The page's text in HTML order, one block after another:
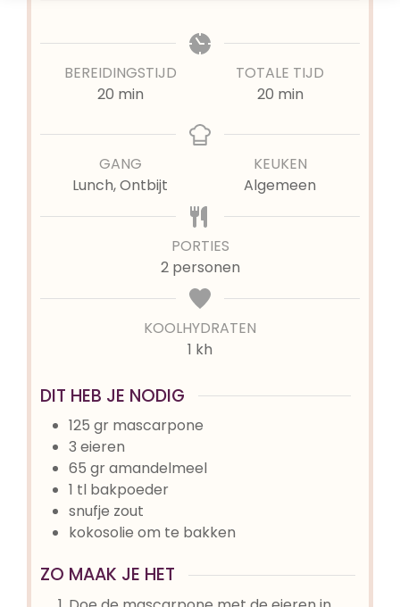
BEREIDINGSTIJD
20minuten
min
TOTALE TIJD
20minuten
min
GANG
Lunch, Ontbijt
KEUKEN
Algemeen
PORTIES
2 personen
KOOLHYDRATEN
1 kh
DIT HEB JE NODIG
125 gr mascarpone
3 eieren
65 gramandelmeel
1 tl bakpoeder
snufje zout
kokosolie om te bakken
ZO MAAK JE HET